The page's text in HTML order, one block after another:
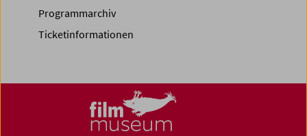
Programmarchiv
Ticketinformationen